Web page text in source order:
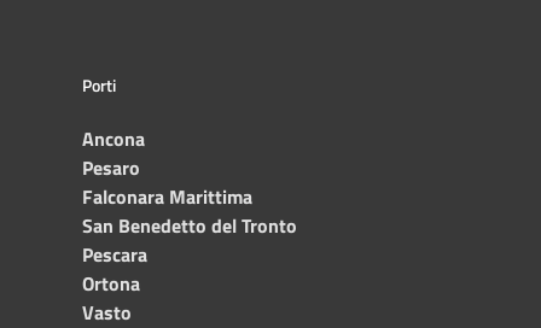
Porti
Ancona
Pesaro
Falconara Marittima
San Benedetto del Tronto
Pescara
Ortona
Vasto